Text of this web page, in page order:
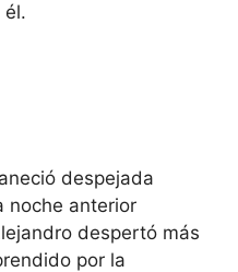
él.
despejada
noche anterior
despertó más
por la